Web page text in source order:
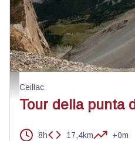
Depuis le pas du curé - Benjamin
Ceillac
Tour della punta
8h 17,4km +0m